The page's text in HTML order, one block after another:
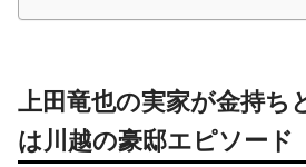
上田竜也の実家が金持ち
は川越の豪邸エピソード